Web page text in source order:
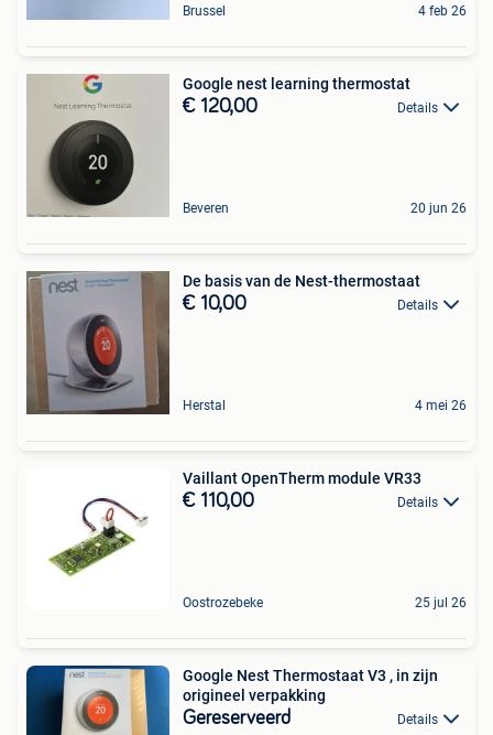
Brussel 4 feb 26
Google nest learning thermostat
€ 120,00 Details
Beveren 20 jun 26
De basis van de Nest-thermostaat
€ 10,00 Details
Herstal 4 mei 26
Vaillant OpenTherm module VR33
€ 110,00 Details
Oostrozebeke 25 jul 26
Google Nest Thermostaat V3 , in zijn
origineel verpakking
Gereserveerd Details